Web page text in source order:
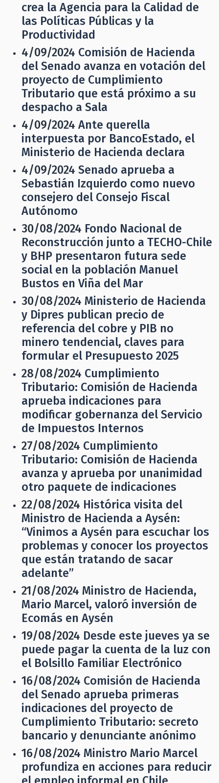
crea la Agencia para la Calidad de
las Políticas Públicas y la
Productividad
4/09/2024 Comisión de Hacienda
del Senado avanza en votación del
proyecto de Cumplimiento
Tributario que está próximo a su
despacho a Sala
4/09/2024 Ante querella
interpuesta por BancoEstado, el
Ministerio de Hacienda declara
4/09/2024 Senado aprueba a
Sebastián Izquierdo como nuevo
consejero del Consejo Fiscal
Autónomo
30/08/2024 Fondo Nacional de
Reconstrucción junto a TECHO-Chile
y BHP presentaron futura sede
social en la población Manuel
Bustos en Viña del Mar
30/08/2024 Ministerio de Hacienda
y Dipres publican precio de
referencia del cobre y PIB no
minero tendencial, claves para
formular el Presupuesto 2025
28/08/2024 Cumplimiento
Tributario: Comisión de Hacienda
aprueba indicaciones para
modificar gobernanza del Servicio
de Impuestos Internos
27/08/2024 Cumplimiento
Tributario: Comisión de Hacienda
avanza y aprueba por unanimidad
otro paquete de indicaciones
22/08/2024 Histórica visita del
Ministro de Hacienda a Aysén:
“Vinimos a Aysén para escuchar los
problemas y conocer los proyectos
que están tratando de sacar
adelante”
21/08/2024 Ministro de Hacienda,
Mario Marcel, valoró inversión de
Ecomás en Aysén
19/08/2024 Desde este jueves ya se
puede pagar la cuenta de la luz con
el Bolsillo Familiar Electrónico
16/08/2024 Comisión de Hacienda
del Senado aprueba primeras
indicaciones del proyecto de
Cumplimiento Tributario: secreto
bancario y denunciante anónimo
16/08/2024 Ministro Mario Marcel
profundiza en acciones para reducir